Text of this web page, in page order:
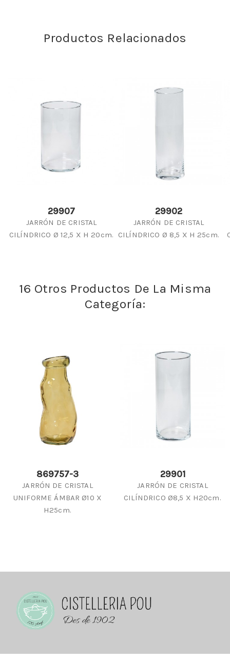
Productos Relacionados
29907
JARRÓN DE CRISTAL
CILÍNDRICO Ø 12,5 X H 20cm.
29902
JARRÓN DE CRISTAL
CILÍNDRICO Ø 8,5 X H 25cm.
16 Otros Productos De La Misma
Categoría:
869757-3
JARRÓN DE CRISTAL
UNIFORME ÁMBAR Ø10 X
H25cm.
29901
JARRÓN DE CRISTAL
CILÍNDRICO Ø8,5 X H20cm.